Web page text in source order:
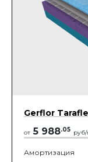
Gerflor
от 5 988.05
Амортизация